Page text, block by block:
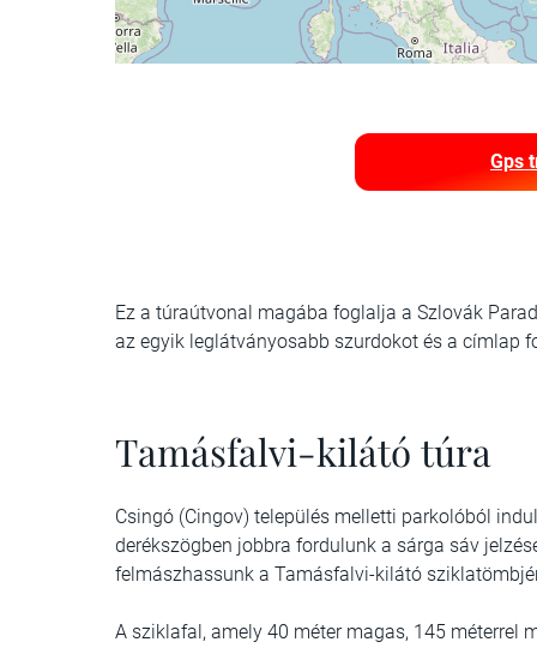
Gps
Ez a túraútvonal magába foglalja a Szlovák
az egyik leglátványosabb szurdokot és a címlap
Tamásfalvi-kilátó túra
Csingó (Cingov) település melletti parkolóból
derékszögben jobbra fordulunk a sárga sáv
felmászhassunk a Tamásfalvi-kilátó
A sziklafal, amely 40 méter magas, 145